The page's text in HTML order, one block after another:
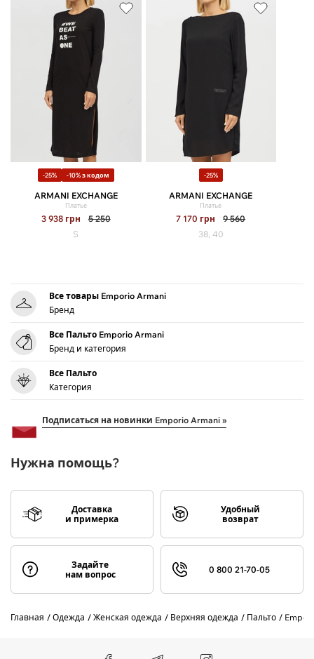
-25% -10% з кодом
ARMANI EXCHANGE
Платье
3 938 грн
5 250
S
-25%
ARMANI EXCHANGE
Платье
7 170 грн
9 560
38, 40
Все товары Emporio Armani
Бренд
Все Пальто Emporio Armani
Бренд и категория
Все Пальто
Категория
Подписаться на новинки Emporio Armani »
Нужна помощь?
Доставка
и примерка
Удобный
возврат
Задайте
нам вопрос
0 800 21-70-05
Главная Одежда Женская одежда Верхняя одежда Пальто